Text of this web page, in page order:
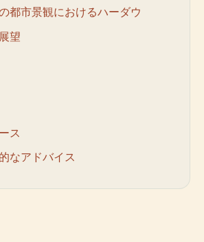
都市景観におけるハーダウ
望
ス
なアドバイス